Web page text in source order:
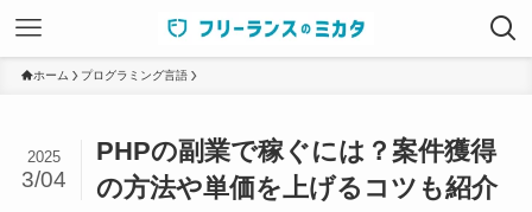
ホーム プログラミング言語
PHPの副業で稼ぐには？案件獲得
の方法や単価を上げるコツも紹介
2025
3/04